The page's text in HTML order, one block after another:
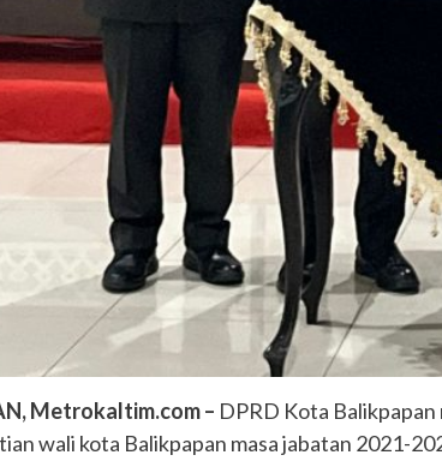
Metrokaltim.com – DPRD Kota
wali kota Balikpapan masa jabatan 2021-